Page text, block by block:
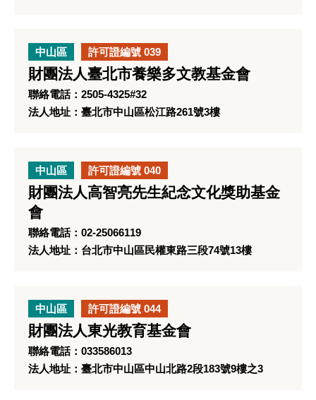
中山區 許可證編號 039
財團法人臺北市養樂多文教基金會
聯絡電話：2505-4325#32
法人地址：臺北市中山區松江路261號3樓
中山區 許可證編號 040
財團法人高智亮先生紀念文化獎助基金
會
聯絡電話：02-25066119
法人地址：台北市中山區民權東路三段74號13樓
中山區 許可證編號 044
財團法人東光教育基金會
聯絡電話：033586013
法人地址：臺北市中山區中山北路2段183號9樓之3